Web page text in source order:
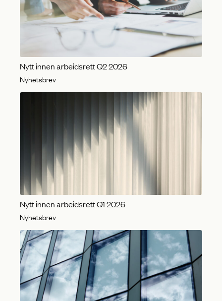
Nytt innen arbeidsrett Q2 2026
Nyhetsbrev
Nytt innen arbeidsrett Q1 2026
Nyhetsbrev